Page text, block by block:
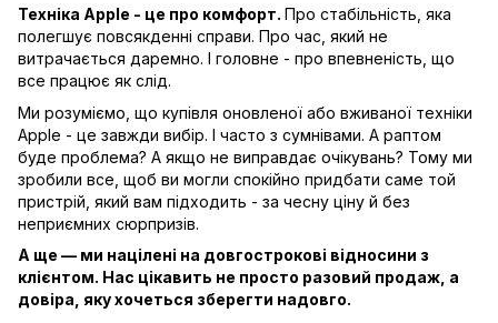
Техніка Apple - це про комфорт. Про стабільність, яка
полегшує повсякденні справи. Про час, який не
витрачається даремно. І головне - про впевненість, що
все працює як слід.
Ми розуміємо, що купівля оновленої або вживаної техніки
Apple - це завжди вибір. І часто з сумнівами. А раптом
буде проблема? А якщо не виправдає очікувань? Тому ми
зробили все, щоб ви могли спокійно придбати саме той
пристрій, який вам підходить - за чесну ціну й без
неприємних сюрпризів.
А ще — ми націлені на довгострокові відносини з
клієнтом. Нас цікавить не просто разовий продаж, а
довіра, яку хочеться зберегти надовго.